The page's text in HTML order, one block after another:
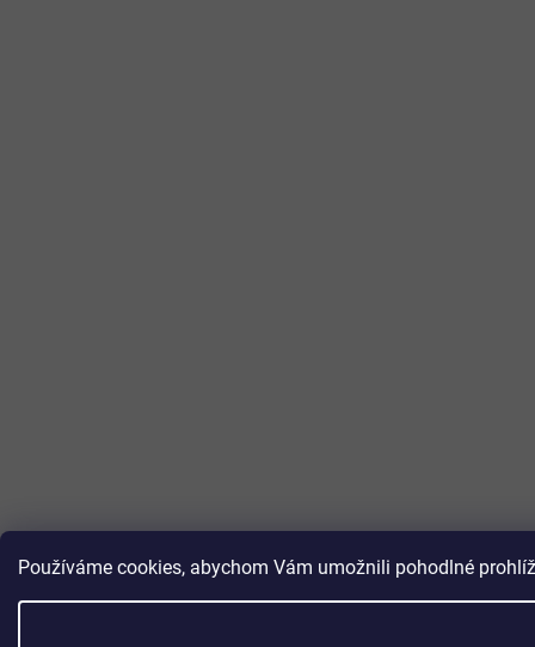
Používáme cookies, abychom Vám umožnili pohodlné